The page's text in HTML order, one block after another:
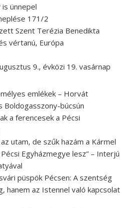
ünnepel
171/2
Szent Terézia Benedikta
vértanú, Európa
9., évközi 19. vasárnap
emlékek – Horvát
Boldogasszony-búcsún
a ferencesek a Pécsi
utam, de szűk hazám a Kármel
Egyházmegye lesz” – Interjú
püspök Pécsen: A szentség
hanem az Istennel való kapcsolat